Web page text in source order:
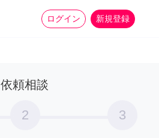
ログイン 新規登録
家事 more_horiz
依頼相談
2 3